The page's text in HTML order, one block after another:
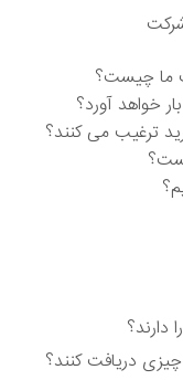
ما چیست؟
خواهد آورد؟
ترغیب می کنند؟
چیزی دریافت کنند؟